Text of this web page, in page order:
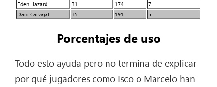
Eden Hazard
31 174
7
Dani Carvajal
35 191 5
Porcentajes de uso
Todo esto ayuda pero no termina de explicar
por qué jugadores como Isco o Marcelo han